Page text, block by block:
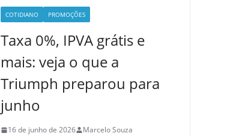
COTIDIANO PROMOÇÕES
Taxa 0%, IPVA grátis e
mais: veja o que a
Triumph preparou para
junho
16 de junho de 2026 Marcelo Souza